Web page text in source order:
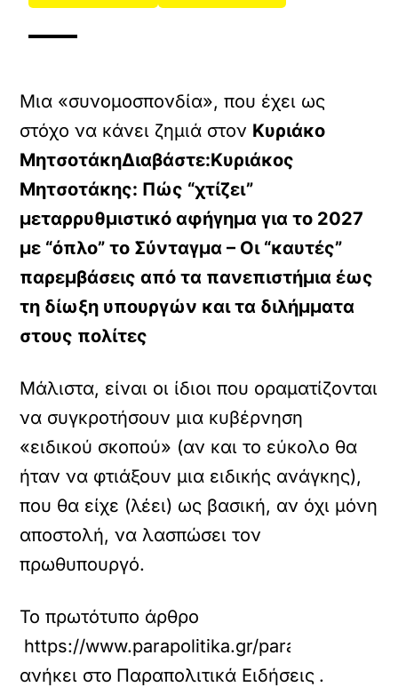
Μια «συνομοσπονδία», που έχει ως
στόχο να κάνει ζημιά στον Κυριάκο
ΜητσοτάκηΔιαβάστε:Κυριάκος
Μητσοτάκης: Πώς “χτίζει”
μεταρρυθμιστικό αφήγημα για το 2027
με “όπλο” το Σύνταγμα – Οι “καυτές”
παρεμβάσεις από τα πανεπιστήμια έως
τη δίωξη υπουργών και τα διλήμματα
στους πολίτες
Μάλιστα, είναι οι ίδιοι που οραματίζονται
να συγκροτήσουν μια κυβέρνηση
«ειδικού σκοπού» (αν και το εύκολο θα
ήταν να φτιάξουν μια ειδικής ανάγκης),
που θα είχε (λέει) ως βασική, αν όχι μόνη
αποστολή, να λασπώσει τον
πρωθυπουργό.
Το πρωτότυπο άρθρο
https://www.parapolitika.gr/parapolitika/
ανήκει στο Παραπολιτικά Ειδήσεις .